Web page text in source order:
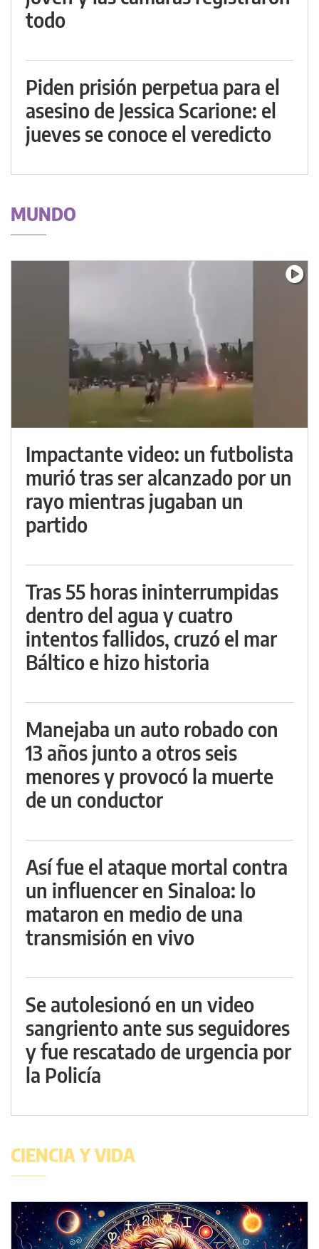
todo
Piden prisión perpetua para el
asesino de Jessica Scarione: el
jueves se conoce el veredicto
MUNDO
Impactante video: un futbolista
murió tras ser alcanzado por un
rayo mientras jugaban un
partido
Tras 55 horas ininterrumpidas
dentro del agua y cuatro
intentos fallidos, cruzó el mar
Báltico e hizo historia
Manejaba un auto robado con
13 años junto a otros seis
menores y provocó la muerte
de un conductor
Así fue el ataque mortal contra
un influencer en Sinaloa: lo
mataron en medio de una
transmisión en vivo
Se autolesionó en un video
sangriento ante sus seguidores
y fue rescatado de urgencia por
la Policía
CIENCIA Y VIDA